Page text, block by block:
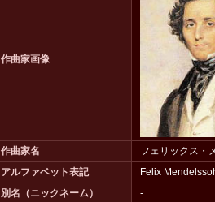
作曲家画像
作曲家名
フェリックス・
アルファベット表記
Felix
別名（ニックネーム）
-